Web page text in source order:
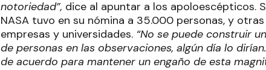
notoriedad”, dice al apuntar a los apoloescépticos.
NASA tuvo en su nómina a 35.000 personas, y
empresas y universidades. “No se puede construir
de personas en las observaciones, algún día lo
de acuerdo para mantener un engaño de esta